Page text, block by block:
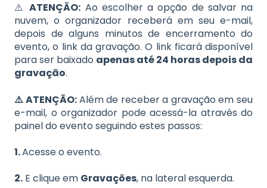
⚠️ATENÇÃO: Ao escolher a opção de salvar na
nuvem, o organizador receberá em seu e-mail,
depois de alguns minutos de encerramento do
evento, o link da gravação. O link ficará disponível
para ser baixado apenas até 24 horas depois da
gravação.
⚠️ ATENÇÃO:Além de receber a gravação em seu
e-mail, o organizador pode acessá-la através do
painel do evento seguindo estes passos:
1.Acesse o evento.
2. E clique em Gravações, na lateral esquerda.